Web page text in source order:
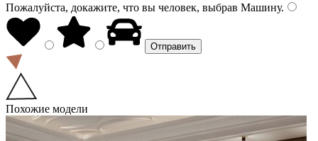
Пожалуйста, докажите, что вы человек, выбрав Машину.
Похожие модели